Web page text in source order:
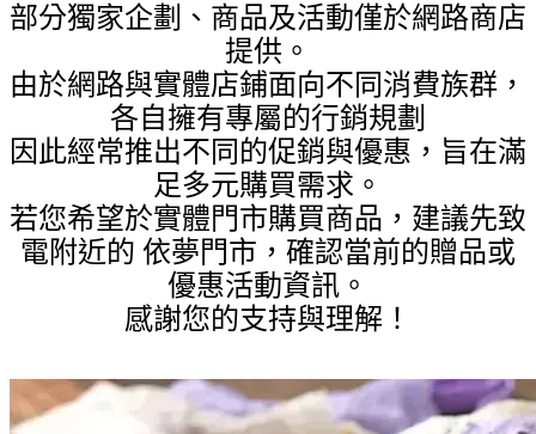
部分獨家企劃、商品及活動僅於網路商店
提供。
由於網路與實體店鋪面向不同消費族群，
各自擁有專屬的行銷規劃
因此經常推出不同的促銷與優惠，旨在滿
足多元購買需求。
若您希望於實體門市購買商品，建議先致
電附近的 依夢門市，確認當前的贈品或
優惠活動資訊。
感謝您的支持與理解！